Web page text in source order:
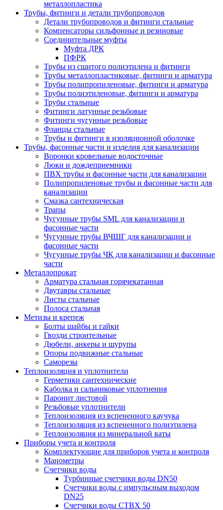
металлопластика
Трубы, фитинги и детали трубопроводов
Детали трубопроводов и фитинги стальные
Компенсаторы сильфонные и резиновые
Соединительные муфты
Муфта ДРК
ПФРК
Трубы из сшитого полиэтилена и фитинги
Трубы металлопластиковые, фитинги и арматура
Трубы полипропиленовые, фитинги и арматура
Трубы полиэтиленовые, фитинги и арматура
Трубы стальные
Фитинги латунные резьбовые
Фитинги чугунные резьбовые
Фланцы стальные
Трубы и фитинги в изоляционной оболочке
Трубы, фасонные части и изделия для канализации
Воронки кровельные водосточные
Люки и дождеприемники
ПВХ трубы и фасонные части для канализации
Полипропиленовые трубы и фасонные части для
канализации
Смазка сантехническая
Трапы
Чугунные трубы SML для канализации и
фасонные части
Чугунные трубы ВЧШГ для канализации и
фасонные части
Чугунные трубы ЧК для канализации и фасонные
части
Металлопрокат
Арматура стальная горячекатанная
Двутавры стальные
Листы стальные
Полоса стальная
Метизы и крепеж
Болты шайбы и гайки
Гвозди строительные
Дюбели, анкеры и шурупы
Опоры подвижные стальные
Саморезы
Теплоизоляция и уплотнители
Герметики сантехнические
Каболка и сальниковые уплотнения
Паронит листовой
Резьбовые уплотнители
Теплоизоляция из вспененного каучука
Теплоизоляция из вспененного полиэтилена
Теплоизоляция из минеральной ваты
Приборы учета и контроля
Комплектующие для приборов учета и контроля
Манометры
Счетчики воды
Турбинные счетчики воды DN50
Счетчики воды с импульсным выходом
DN25
Счетчики воды СТВХ 50